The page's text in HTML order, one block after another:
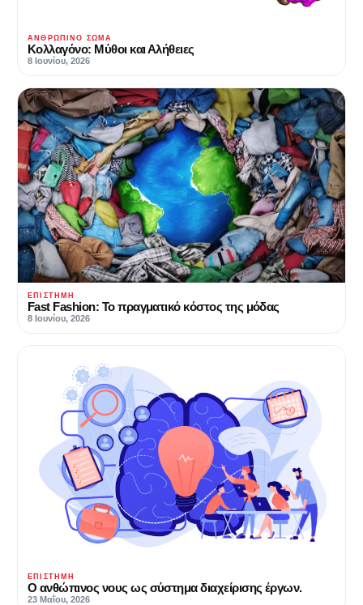
ΑΝΘΡΏΠΙΝΟ ΣΏΜΑ
Κολλαγόνο: Μύθοι και Αλήθειες
8 Ιουνίου, 2026
ΕΠΙΣΤΉΜΗ
Fast Fashion: Το πραγματικό κόστος της μόδας
8 Ιουνίου, 2026
ΕΠΙΣΤΉΜΗ
Ο ανθώπινος νους ως σύστημα διαχείρισης έργων.
23 Μαΐου, 2026